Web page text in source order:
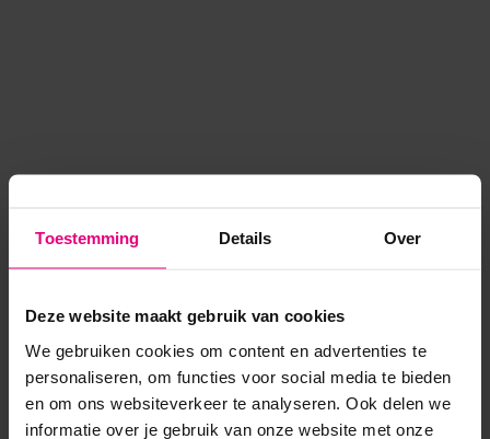
Toestemming Details Over
Deze website maakt gebruik van cookies
We gebruiken cookies om content en advertenties te
personaliseren, om functies voor social media te bieden
en om ons websiteverkeer te analyseren. Ook delen we
informatie over je gebruik van onze website met onze